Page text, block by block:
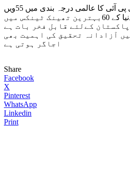
انہوں نے کہا کہ ایس ڈی پی آئی کا عالمی درجہ بندی میں 55ویں
پوزیشن حاصل کرنا اور دنیا کے 60بہترین تھینک ٹینکس میں
کےلئے قابل فخر بات ہے
آزادانہ تحقیق کی اہمیت بھی
اجاگر ہوتی ہے
Share
Facebook
X
Pinterest
WhatsApp
Linkedin
Print